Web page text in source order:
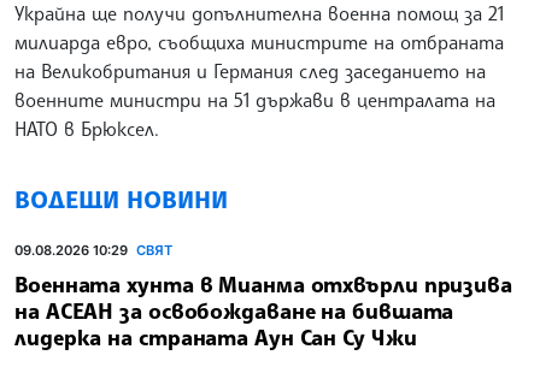
Украйна ще получи допълнителна военна помощ за 21
милиарда евро, съобщиха министрите на отбраната
на Великобритания и Германия след заседанието на
военните министри на 51 държави в централата на
НАТО в Брюксел.
ВОДЕЩИ НОВИНИ
09.08.2026 10:29 СВЯТ
Военната хунта в Мианма отхвърли призива
на АСЕАН за освобождаване на бившата
лидерка на страната Аун Сан Су Чжи